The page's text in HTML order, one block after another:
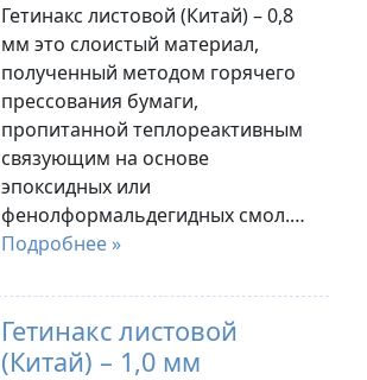
Гетинакс листовой (Китай) – 0,8
мм это слоистый материал,
полученный методом горячего
прессования бумаги,
пропитанной теплореактивным
связующим на основе
эпоксидных или
фенолформальдегидных смол.…
Подробнее »
Гетинакс листовой
(Китай) – 1,0 мм